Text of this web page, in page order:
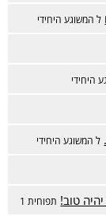
ל המשוגע היחידי
היחידי
ל המשוגע היחידי
טוב! תפוחית 1